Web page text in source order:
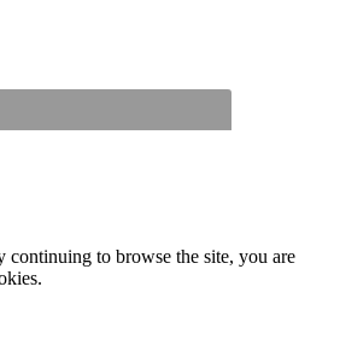
continuing to browse the site, you are